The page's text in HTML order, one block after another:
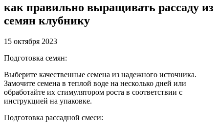
как правильно выращивать рассаду из
семян клубнику
15 октября 2023
Подготовка семян:
Выберите качественные семена из надежного источника.
Замочите семена в теплой воде на несколько дней или
обработайте их стимулятором роста в соответствии с
инструкцией на упаковке.
Подготовка рассадной смеси: